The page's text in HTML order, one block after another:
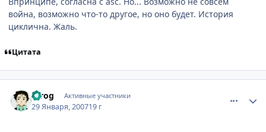
война, возможно что-то другое, но оно будет. История
циклична. Жаль.
Цитата
Strog Активные участники
29 Января, 200719 г